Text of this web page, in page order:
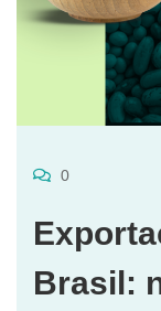
0
Brasil: